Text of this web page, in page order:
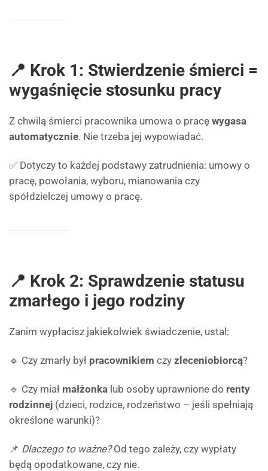
📍 Krok 1: Stwierdzenie śmierci =
wygaśnięcie stosunku pracy
Z chwilą śmierci pracownika umowa o pracę wygasa
automatycznie. Nie trzeba jej wypowiadać.
✅ Dotyczy to każdej podstawy zatrudnienia: umowy o
pracę, powołania, wyboru, mianowania czy
spółdzielczej umowy o pracę.
📍 Krok 2: Sprawdzenie statusu
zmarłego i jego rodziny
Zanim wypłacisz jakiekolwiek świadczenie, ustal:
🔹 Czy zmarły był pracownikiem czy zleceniobiorcą?
🔹 Czy miał małżonka lub osoby uprawnione do renty
rodzinnej (dzieci, rodzice, rodzeństwo – jeśli spełniają
określone warunki)?
📌 Dlaczego to ważne?Od tego zależy, czy wypłaty
będą opodatkowane, czy nie.